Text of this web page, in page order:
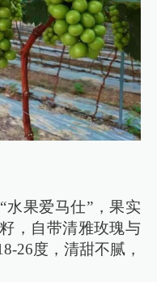
水果爱马仕”，果实
，自带清雅玫瑰与
26度，清甜不腻，